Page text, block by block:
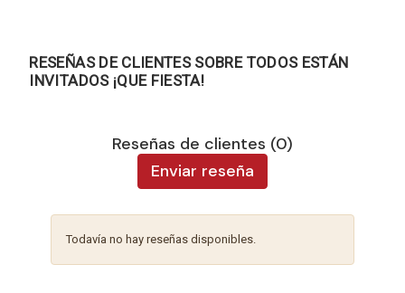
RESEÑAS DE CLIENTES SOBRE TODOS ESTÁN
INVITADOS ¡QUE FIESTA!
Reseñas de clientes (0)
Enviar reseña
Todavía no hay reseñas disponibles.